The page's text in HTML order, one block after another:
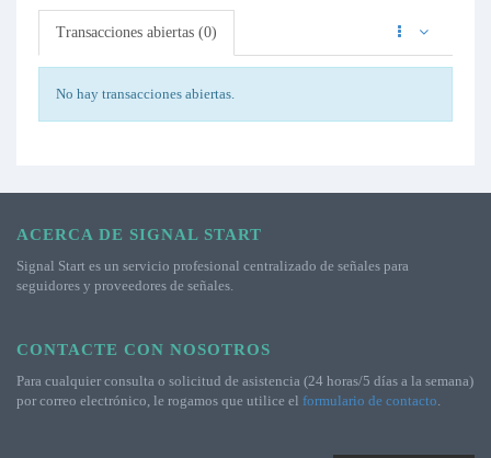
Transacciones abiertas (0)
No hay transacciones abiertas.
ACERCA DE SIGNAL START
Signal Start es un servicio profesional centralizado de señales para
seguidores y proveedores de señales.
CONTACTE CON NOSOTROS
Para cualquier consulta o solicitud de asistencia (24 horas/5 días a la semana)
por correo electrónico, le rogamos que utilice el formulario de contacto.